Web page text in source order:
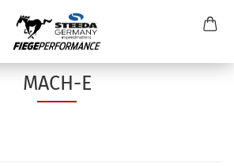
MACH-E